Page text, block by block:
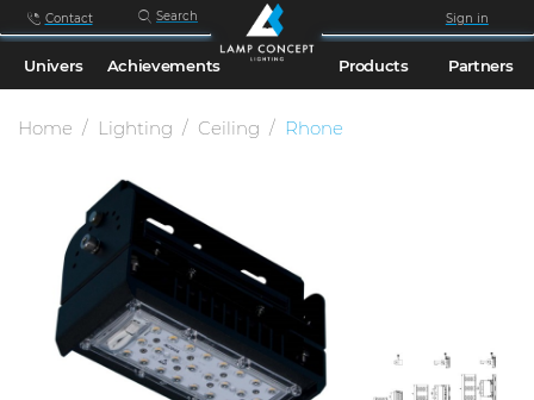
Contact Search Sign in
Univers Achievements Products Partners
Home Lighting Ceiling Rhone